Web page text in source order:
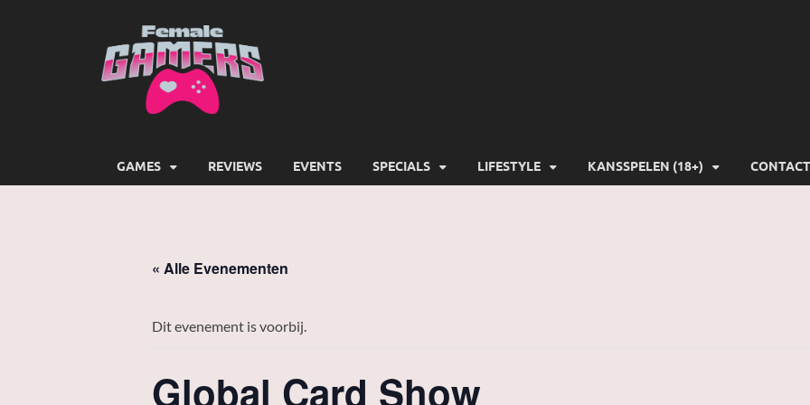
GAMES REVIEWS EVENTS SPECIALS LIFESTYLE KANSSPELEN (18+) CONTACT
« Alle Evenementen
Dit evenement is voorbij.
Global Card Show